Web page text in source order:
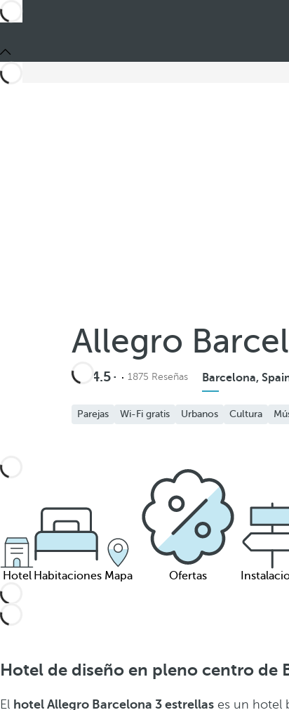
Allegro
4.5 1875 Reseñas Barcelona,
Parejas Wi-Fi gratis Urbanos Cultura
Hotel Habitaciones Mapa Ofertas
Hotel de diseño en pleno centro de
El hotel Allegro Barcelona 3 estrellas es un hotel